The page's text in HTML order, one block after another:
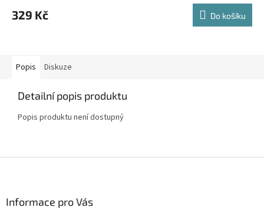
329 Kč Do košíku
Popis Diskuze
Detailní popis produktu
Popis produktu není dostupný
Informace pro Vás